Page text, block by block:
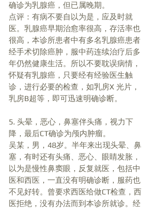
确诊为乳腺癌，但已属晚期。
点评：有病不要自以为是，应及时就
医。乳腺癌早期治愈率很高，存活率也
很高，本诊所患者中有多名乳腺癌患者
经手术切除癌肿，服中药连续治疗后多
年仍然健康生活。所以不要耽误病情，
怀疑有乳腺癌，只要经有经验医生触
诊，进行必要的检查，如乳房X 光片，
乳房B超等，即可迅速明确诊断。
5. 头晕，恶心，鼻塞伴头痛，视力下
降，最后CT确诊为颅内肿瘤。
吴某，男，48岁。半年来出现头晕、鼻
塞，有时还有头痛、恶心、眼睛发胀，
以为是慢性鼻窦眼，反复就医，包括中
医和西医，一直没有明确诊断，服药也
不见好转。曾要求西医给做CT检查，西
医拒绝，没有办法而到本诊所就诊。经